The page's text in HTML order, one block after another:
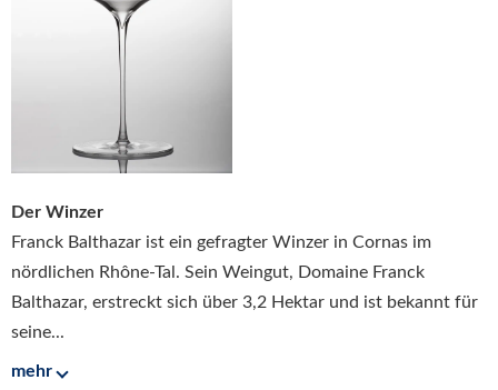
Der Winzer
Franck Balthazar ist ein gefragter Winzer in Cornas im
nördlichen Rhône-Tal. Sein Weingut, Domaine Franck
Balthazar, erstreckt sich über 3,2 Hektar und ist bekannt für
seine...
mehr